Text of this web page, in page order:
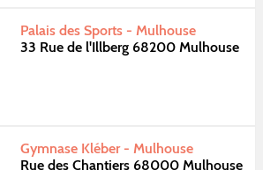
Palais des Sports - Mulhouse
33 Rue de l'Illberg 68200 Mulhouse
Gymnase Kléber - Mulhouse
Rue des Chantiers 68000 Mulhouse